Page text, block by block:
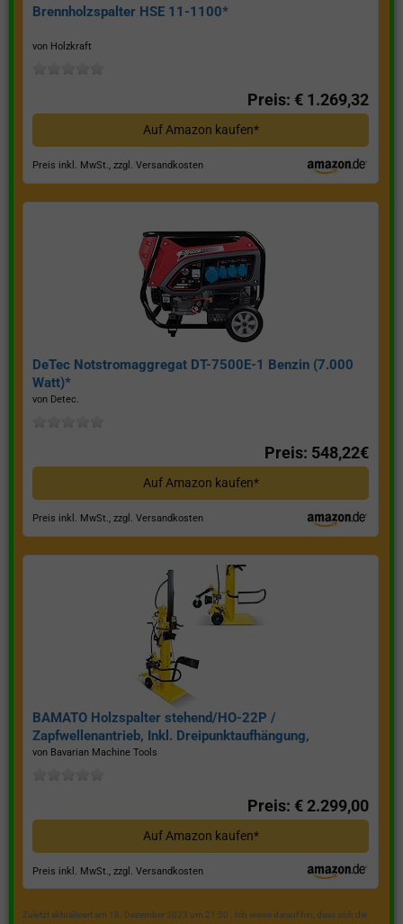
Brennholzspalter HSE 11-1100*
von Holzkraft
Preis: € 1.269,32
Auf Amazon kaufen*
Preis inkl. MwSt., zzgl. Versandkosten
DeTec Notstromaggregat DT-7500E-1 Benzin (7.000
Watt)*
von Detec.
Preis: 548,22€
Auf Amazon kaufen*
Preis inkl. MwSt., zzgl. Versandkosten
BAMATO Holzspalter stehend/HO-22P /
Zapfwellenantrieb, Inkl. Dreipunktaufhängung,
Spaltkraft 22 Tonnen*
von Bavarian Machine Tools
Preis: € 2.299,00
Auf Amazon kaufen*
Preis inkl. MwSt., zzgl. Versandkosten
Zuletzt aktualisiert am 18. Dezember 2023 um 21:50 . Ich weise darauf hin, dass sich die